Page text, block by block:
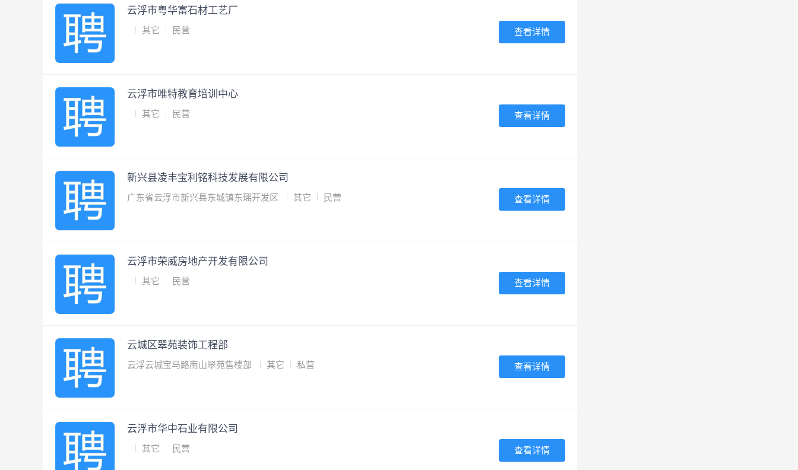
云浮市粤华富石材工艺厂
其它 民营 查看详情
云浮市唯特教育培训中心
其它 民营 查看详情
新兴县凌丰宝利铭科技发展有限公司
广东省云浮市新兴县东城镇东瑶开发区 其它 民营 查看详情
云浮市荣威房地产开发有限公司
其它 民营 查看详情
云城区翠苑装饰工程部
云浮云城宝马路南山翠苑售楼部 其它 私营 查看详情
云浮市华中石业有限公司
其它 民营 查看详情